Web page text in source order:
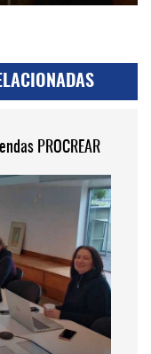
PROCREAR